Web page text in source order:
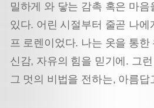
밀하게 와 닿는 감촉 혹은 마
있다. 어린 시절부터 줄곧 나
프 로렌이었다. 나는 옷을 통
신감, 자유의 힘을 믿기에. 그
그 멋의 비법을 전하는, 아름